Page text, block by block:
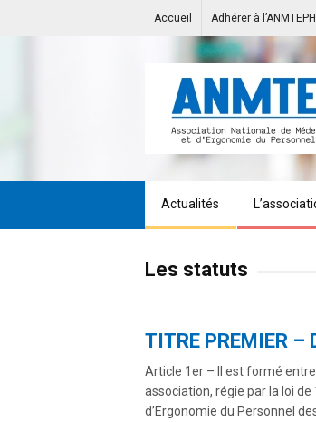
Accueil Adhérer à l’ANMTEPH
Actualités
Les statuts
TITRE PREMIER
Article 1er – Il est formé
association, régie par la loi
d’Ergonomie du Personnel